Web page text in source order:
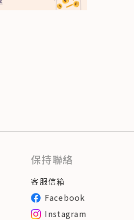
保持聯絡
客服信箱
Facebook
Instagram